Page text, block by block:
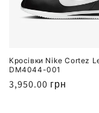
Кросівки Nike Cortez
DM4044-001
Звичайна
3,950.00 грн